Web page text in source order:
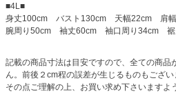
■4L■
身丈100cm バスト130cm 天幅22cm 肩
腕周り50cm 袖丈60cm 袖口周り34cm 裾
記載の商品寸法は目安ですので、全ての商品
ん。前後２cm程の誤差が生じるものもござい
その点ご理解の上、お買い求め下さいますよ